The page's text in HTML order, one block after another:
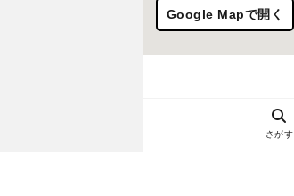
Google Mapで開く
さがす